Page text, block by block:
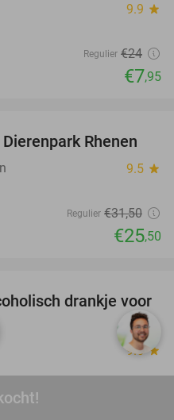
9.9 star
Regulier €24
€7,95
19%
Rhenen
9.5 star
Regulier €31,50
€25,50
52%
drankje voor
9.6 star